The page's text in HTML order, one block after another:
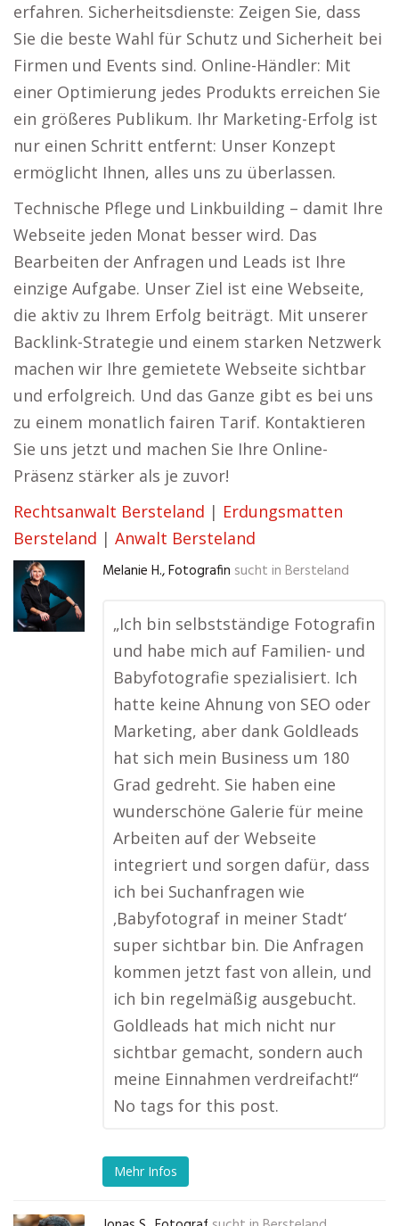
erfahren. Sicherheitsdienste: Zeigen Sie, dass
Sie die beste Wahl für Schutz und Sicherheit bei
Firmen und Events sind. Online-Händler: Mit
einer Optimierung jedes Produkts erreichen Sie
ein größeres Publikum. Ihr Marketing-Erfolg ist
nur einen Schritt entfernt: Unser Konzept
ermöglicht Ihnen, alles uns zu überlassen.
Technische Pflege und Linkbuilding – damit Ihre
Webseite jeden Monat besser wird. Das
Bearbeiten der Anfragen und Leads ist Ihre
einzige Aufgabe. Unser Ziel ist eine Webseite,
die aktiv zu Ihrem Erfolg beiträgt. Mit unserer
Backlink-Strategie und einem starken Netzwerk
machen wir Ihre gemietete Webseite sichtbar
und erfolgreich. Und das Ganze gibt es bei uns
zu einem monatlich fairen Tarif. Kontaktieren
Sie uns jetzt und machen Sie Ihre Online-
Präsenz stärker als je zuvor!
Rechtsanwalt Bersteland | Erdungsmatten
Bersteland | Anwalt Bersteland
Melanie H., Fotografin sucht in Bersteland
„Ich bin selbstständige Fotografin
und habe mich auf Familien- und
Babyfotografie spezialisiert. Ich
hatte keine Ahnung von SEO oder
Marketing, aber dank Goldleads
hat sich mein Business um 180
Grad gedreht. Sie haben eine
wunderschöne Galerie für meine
Arbeiten auf der Webseite
integriert und sorgen dafür, dass
ich bei Suchanfragen wie
‚Babyfotograf in meiner Stadt‘
super sichtbar bin. Die Anfragen
kommen jetzt fast von allein, und
ich bin regelmäßig ausgebucht.
Goldleads hat mich nicht nur
sichtbar gemacht, sondern auch
meine Einnahmen verdreifacht!“
No tags for this post.
Mehr Infos